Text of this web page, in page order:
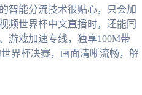
智能分流技术很贴心，只会加
世界杯中文直播时，还能同
游戏加速专线，独享100M带
界杯决赛，画面清晰流畅，解